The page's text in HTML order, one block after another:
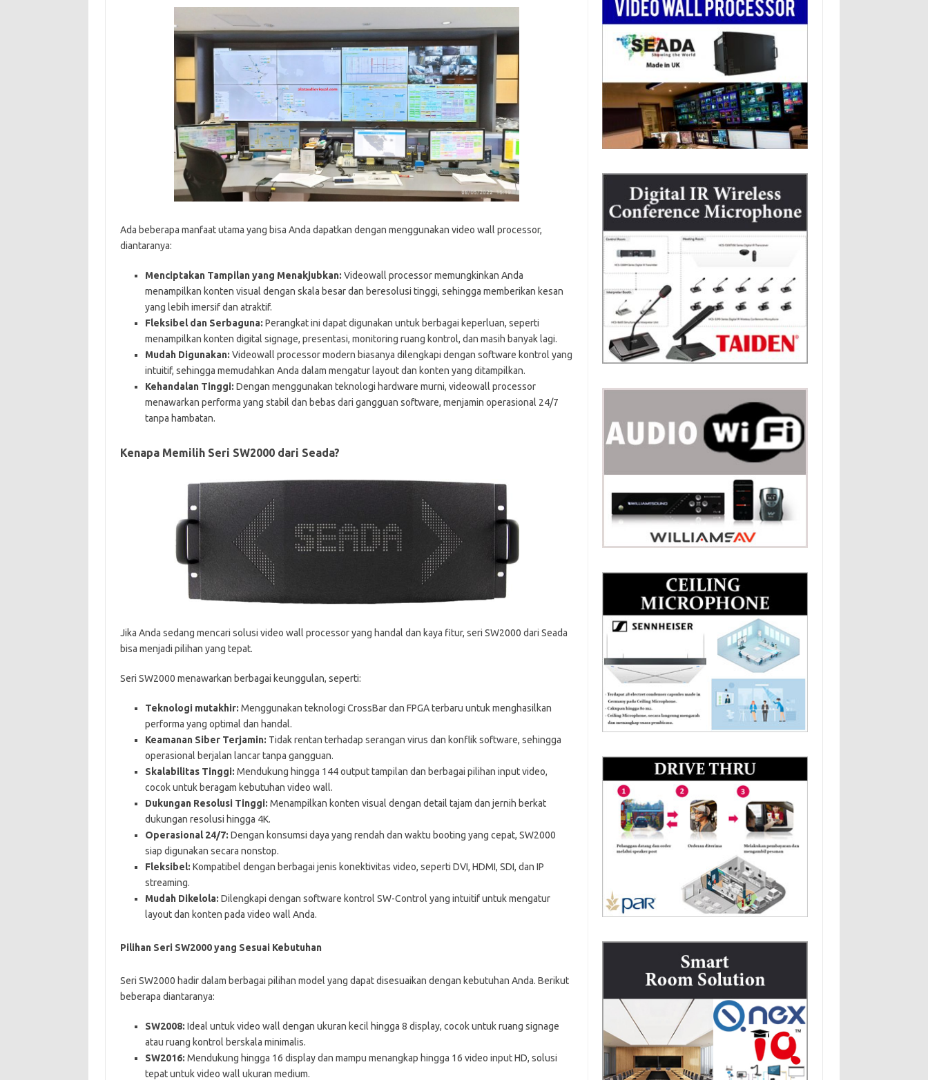
Ada beberapa manfaat utama yang bisa Anda dapatkan dengan menggunakan video wall processor,
diantaranya:
Menciptakan Tampilan yang Menakjubkan: Videowall processor memungkinkan Anda
menampilkan konten visual dengan skala besar dan beresolusi tinggi, sehingga memberikan kesan
yang lebih imersif dan atraktif.
Fleksibel dan Serbaguna: Perangkat ini dapat digunakan untuk berbagai keperluan, seperti
menampilkan konten digital signage, presentasi, monitoring ruang kontrol, dan masih banyak lagi.
Mudah Digunakan: Videowall processor modern biasanya dilengkapi dengan software kontrol yang
intuitif, sehingga memudahkan Anda dalam mengatur layout dan konten yang ditampilkan.
Kehandalan Tinggi: Dengan menggunakan teknologi hardware murni, videowall processor
menawarkan performa yang stabil dan bebas dari gangguan software, menjamin operasional 24/7
tanpa hambatan.
Kenapa Memilih Seri SW2000 dari Seada?
Jika Anda sedang mencari solusi video wall processor yang handal dan kaya fitur, seri SW2000 dari Seada
bisa menjadi pilihan yang tepat.
Seri SW2000 menawarkan berbagai keunggulan, seperti:
Teknologi mutakhir: Menggunakan teknologi CrossBar dan FPGA terbaru untuk menghasilkan
performa yang optimal dan handal.
Keamanan Siber Terjamin: Tidak rentan terhadap serangan virus dan konflik software, sehingga
operasional berjalan lancar tanpa gangguan.
Skalabilitas Tinggi: Mendukung hingga 144 output tampilan dan berbagai pilihan input video,
cocok untuk beragam kebutuhan video wall.
Dukungan Resolusi Tinggi: Menampilkan konten visual dengan detail tajam dan jernih berkat
dukungan resolusi hingga 4K.
Operasional 24/7: Dengan konsumsi daya yang rendah dan waktu booting yang cepat, SW2000
siap digunakan secara nonstop.
Fleksibel: Kompatibel dengan berbagai jenis konektivitas video, seperti DVI, HDMI, SDI, dan IP
streaming.
Mudah Dikelola: Dilengkapi dengan software kontrol SW-Control yang intuitif untuk mengatur
layout dan konten pada video wall Anda.
Pilihan Seri SW2000 yang Sesuai Kebutuhan
Seri SW2000 hadir dalam berbagai pilihan model yang dapat disesuaikan dengan kebutuhan Anda. Berikut
beberapa diantaranya:
SW2008: Ideal untuk video wall dengan ukuran kecil hingga 8 display, cocok untuk ruang signage
atau ruang kontrol berskala minimalis.
SW2016: Mendukung hingga 16 display dan mampu menangkap hingga 16 video input HD, solusi
tepat untuk video wall ukuran medium.